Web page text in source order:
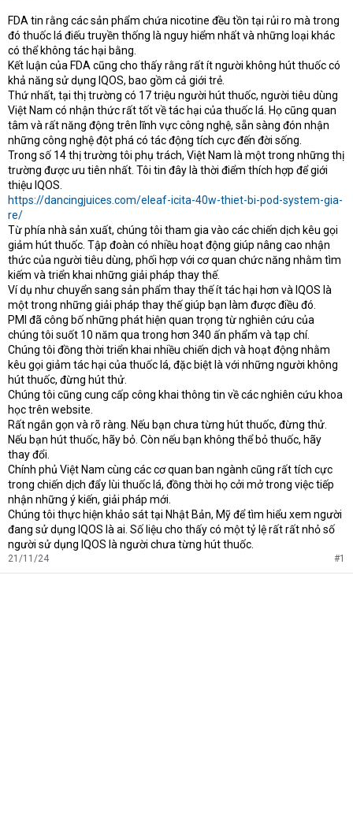
FDA tin rằng các sản phẩm chứa nicotine đều tồn tại rủi ro mà trong
đó thuốc lá điếu truyền thống là nguy hiểm nhất và những loại khác
có thể không tác hại bằng.
Kết luận của FDA cũng cho thấy rằng rất ít người không hút thuốc có
khả năng sử dụng IQOS, bao gồm cả giới trẻ.
Thứ nhất, tại thị trường có 17 triệu người hút thuốc, người tiêu dùng
Việt Nam có nhận thức rất tốt về tác hại của thuốc lá. Họ cũng quan
tâm và rất năng động trên lĩnh vực công nghệ, sẵn sàng đón nhận
những công nghệ đột phá có tác động tích cực đến đời sống.
Trong số 14 thị trường tôi phụ trách, Việt Nam là một trong những thị
trường được ưu tiên nhất. Tôi tin đây là thời điểm thích hợp để giới
thiệu IQOS.
https://dancingjuices.com/eleaf-icita-40w-thiet-bi-pod-system-gia-
re/
Từ phía nhà sản xuất, chúng tôi tham gia vào các chiến dịch kêu gọi
giảm hút thuốc. Tập đoàn có nhiều hoạt động giúp nâng cao nhận
thức của người tiêu dùng, phối hợp với cơ quan chức năng nhằm tìm
kiếm và triển khai những giải pháp thay thế.
Ví dụ như chuyển sang sản phẩm thay thế ít tác hại hơn và IQOS là
một trong những giải pháp thay thế giúp bạn làm được điều đó.
PMI đã công bố những phát hiện quan trọng từ nghiên cứu của
chúng tôi suốt 10 năm qua trong hơn 340 ấn phẩm và tạp chí.
Chúng tôi đồng thời triển khai nhiều chiến dịch và hoạt động nhằm
kêu gọi giảm tác hại của thuốc lá, đặc biệt là với những người không
hút thuốc, đừng hút thử.
Chúng tôi cũng cung cấp công khai thông tin về các nghiên cứu khoa
học trên website.
Rất ngắn gọn và rõ ràng. Nếu bạn chưa từng hút thuốc, đừng thử.
Nếu bạn hút thuốc, hãy bỏ. Còn nếu bạn không thể bỏ thuốc, hãy
thay đổi.
Chính phủ Việt Nam cùng các cơ quan ban ngành cũng rất tích cực
trong chiến dịch đẩy lùi thuốc lá, đồng thời họ cởi mở trong việc tiếp
nhận những ý kiến, giải pháp mới.
Chúng tôi thực hiện khảo sát tại Nhật Bản, Mỹ để tìm hiểu xem người
đang sử dụng IQOS là ai. Số liệu cho thấy có một tỷ lệ rất rất nhỏ số
người sử dụng IQOS là người chưa từng hút thuốc.
21/11/24 #1